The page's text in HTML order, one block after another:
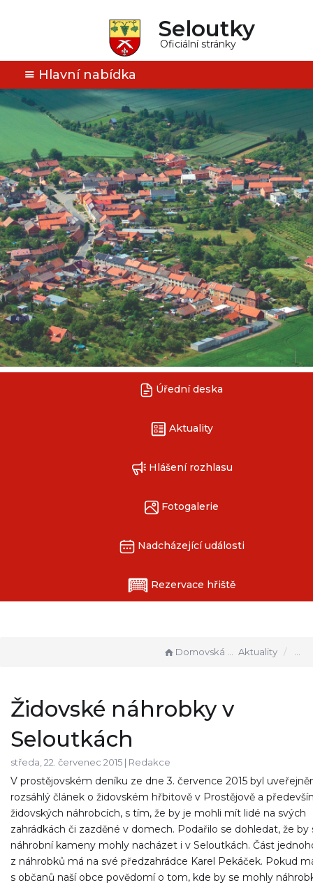
Seloutky
Oficiální stránky
Hlavní nabídka
Úřední deska
Aktuality
Hlášení rozhlasu
Fotogalerie
Nadcházející události
Rezervace hřiště
Domovská stránka Aktuality
Židovské náhrobky v
Seloutkách
středa, 22. červenec 2015 | Redakce
V prostějovském deníku ze dne 3. července 2015 byl
rozsáhlý článek o židovském hřbitově v Prostějově a
židovských náhrobcích, s tím, že by je mohli mít lidé na svých
zahrádkách či zazděné v domech. Podařilo se dohledat, že by
náhrobní kameny mohly nacházet i v Seloutkách. Část
z náhrobků má na své předzahrádce Karel Pekáček. Pokud
s občanů naší obce povědomí o tom, kde by se mohly